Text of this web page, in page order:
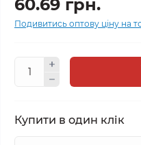
60.69 грн.
Подивитись оптову ціну на
Купити в один клік